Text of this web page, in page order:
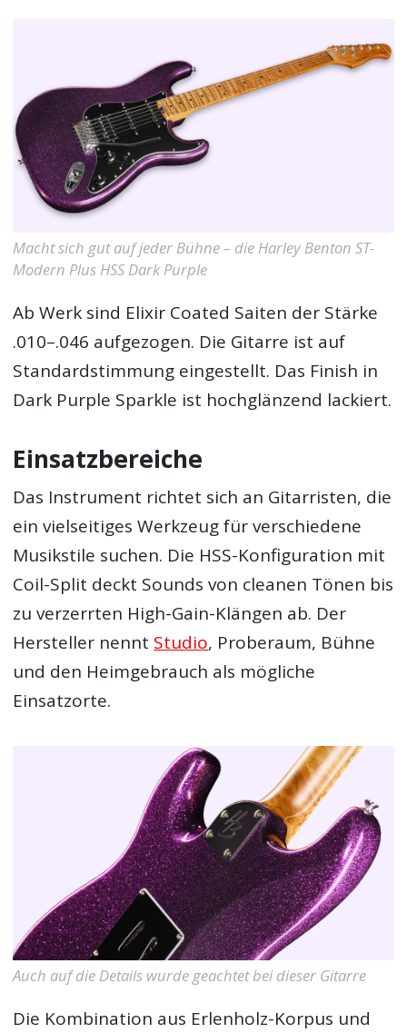
Macht sich gut auf jeder Bühne – die Harley Benton ST-
Modern Plus HSS Dark Purple
Ab Werk sind Elixir Coated Saiten der Stärke
.010–.046 aufgezogen. Die Gitarre ist auf
Standardstimmung eingestellt. Das Finish in
Dark Purple Sparkle ist hochglänzend lackiert.
Einsatzbereiche
Das Instrument richtet sich an Gitarristen, die
ein vielseitiges Werkzeug für verschiedene
Musikstile suchen. Die HSS-Konfiguration mit
Coil-Split deckt Sounds von cleanen Tönen bis
zu verzerrten High-Gain-Klängen ab. Der
Hersteller nennt Studio, Proberaum, Bühne
und den Heimgebrauch als mögliche
Einsatzorte.
Auch auf die Details wurde geachtet bei dieser Gitarre
Die Kombination aus Erlenholz-Korpus und